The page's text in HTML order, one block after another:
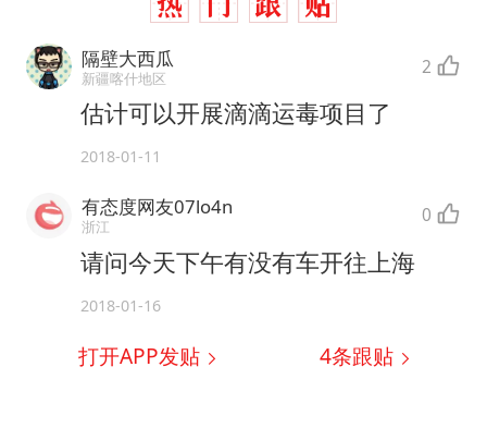
隔壁大西瓜
新疆喀什地区 2
估计可以开展滴滴运毒项目了
2018-01-11
有态度网友07lo4n
浙江 0
请问今天下午有没有车开往上海
2018-01-16
打开APP发贴 4条跟贴